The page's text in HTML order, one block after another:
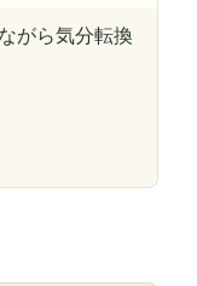
がら気分転換